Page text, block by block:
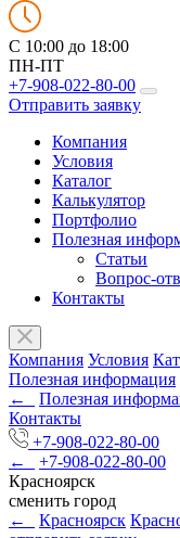
C 10:00 до 18:00
ПН-ПТ
+7-908-022-80-00
Отправить заявку
Компания
Условия
Каталог
Калькулятор
Портфолио
Полезная
Статьи
Вопрос-
Контакты
Компания Условия
Полезная информация
←
Полезная
Контакты
+7-908-022-80-00
←
+7-908-022-80-00
Красноярск
сменить город
←
Красноярск